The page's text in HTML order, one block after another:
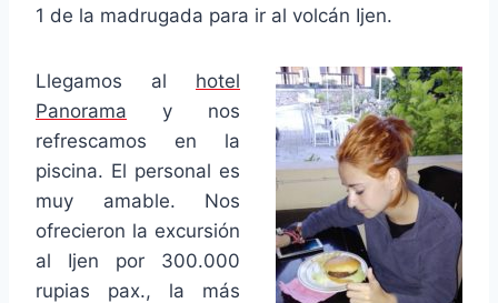
1 de la madrugada para ir al volcán Ijen.
Llegamos al hotel
Panorama y nos
refrescamos en la
piscina. El personal es
muy amable. Nos
ofrecieron la excursión
al Ijen por 300.000
rupias pax., la más